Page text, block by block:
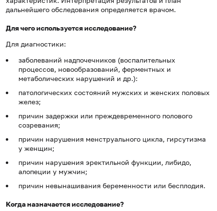
дальнейшего обследования определяется врачом.
Для чего используется исследование?
Для диагностики:
заболеваний надпочечников (воспалительных
процессов, новообразований, ферментных и
метаболических нарушений и др.):
патологических состояний мужских и женских половых
желез;
причин задержки или преждевременного полового
созревания;
причин нарушения менструального цикла, гирсутизма
у женщин;
причин нарушения эректильной функции, либидо,
алопеции у мужчин;
причин невынашивания беременности или бесплодия.
Когда назначается исследование?